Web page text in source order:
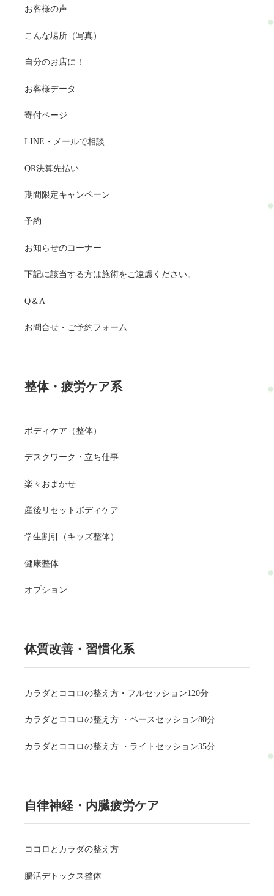
お客様の声
こんな場所（写真）
自分のお店に！
お客様データ
寄付ページ
LINE・メールで相談
QR決算先払い
期間限定キャンペーン
予約
お知らせのコーナー
下記に該当する方は施術をご遠慮ください。
Q＆A
お問合せ・ご予約フォーム
整体・疲労ケア系
ボディケア（整体）
デスクワーク・立ち仕事
楽々おまかせ
産後リセットボディケア
学生割引（キッズ整体）
健康整体
オプション
体質改善・習慣化系
カラダとココロの整え方・フルセッション120分
カラダとココロの整え方 ・ベースセッション80分
カラダとココロの整え方 ・ライトセッション35分
自律神経・内臓疲労ケア
ココロとカラダの整え方
腸活デトックス整体